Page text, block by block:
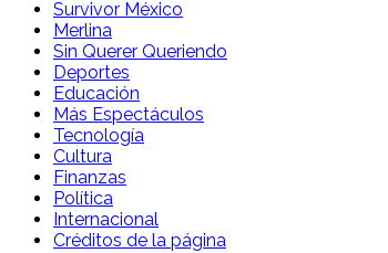
Survivor México
Merlina
Sin Querer Queriendo
Deportes
Educación
Más Espectáculos
Tecnología
Cultura
Finanzas
Política
Internacional
Créditos de la página